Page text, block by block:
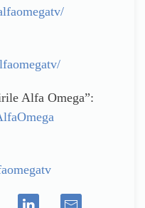
Alfa Omega”: